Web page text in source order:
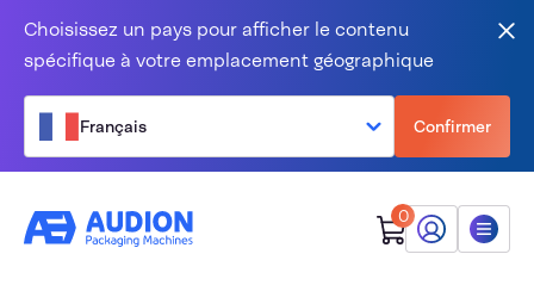
Choisissez un pays pour afficher le contenu
spécifique à votre emplacement géographique
Français Confirmer
0
Mon Audion
Menu